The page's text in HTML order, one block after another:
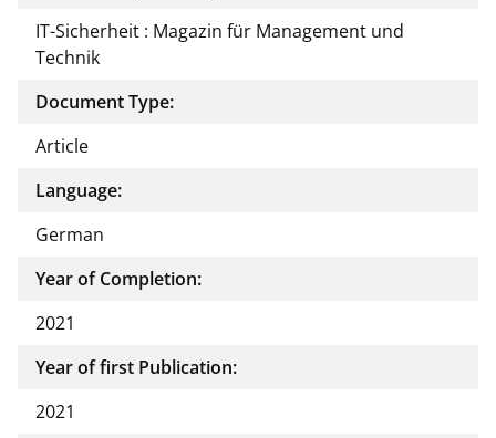
IT-Sicherheit : Magazin für Management und
Technik
Document Type:
Article
Language:
German
Year of Completion:
2021
Year of first Publication:
2021